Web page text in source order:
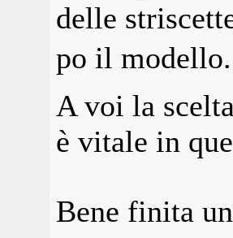
delle
po il modello.
A voi la
è vitale in
Bene finita